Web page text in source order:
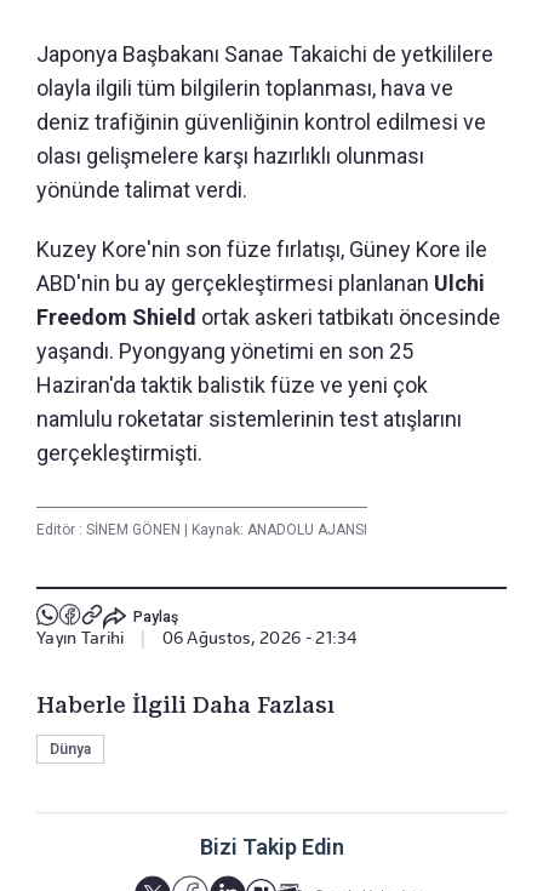
Japonya Başbakanı Sanae Takaichi de yetkililere
olayla ilgili tüm bilgilerin toplanması, hava ve
deniz trafiğinin güvenliğinin kontrol edilmesi ve
olası gelişmelere karşı hazırlıklı olunması
yönünde talimat verdi.
Kuzey Kore'nin son füze fırlatışı, Güney Kore ile
ABD'nin bu ay gerçekleştirmesi planlanan Ulchi
Freedom Shield ortak askeri tatbikatı öncesinde
yaşandı. Pyongyang yönetimi en son 25
Haziran'da taktik balistik füze ve yeni çok
namlulu roketatar sistemlerinin test atışlarını
gerçekleştirmişti.
Editör : SİNEM GÖNEN Kaynak: ANADOLU AJANSI
Paylaş
Yayın Tarihi 06 Ağustos, 2026 - 21:34
Haberle İlgili Daha Fazlası
Dünya
Bizi Takip Edin